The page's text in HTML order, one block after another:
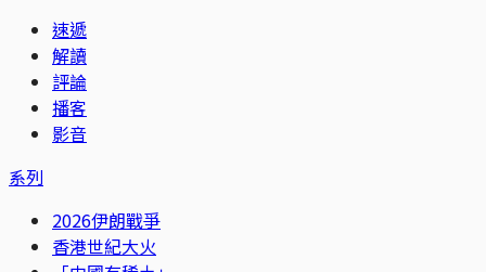
速遞
解讀
評論
播客
影音
系列
2026伊朗戰爭
香港世紀大火